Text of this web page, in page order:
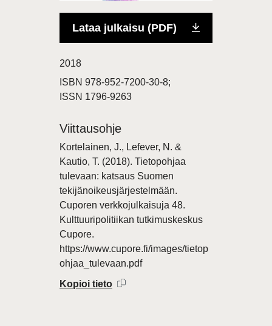
Lataa julkaisu (PDF)
2018
ISBN 978-952-7200-30-8;
ISSN 1796-9263
Viittausohje
Kortelainen, J., Lefever, N. &
Kautio, T. (2018). Tietopohjaa
tulevaan: katsaus Suomen
tekijänoikeusjärjestelmään.
Cuporen verkkojulkaisuja 48.
Kulttuuripolitiikan tutkimuskeskus
Cupore.
https://www.cupore.fi/images/tietop
ohjaa_tulevaan.pdf
Kopioi tieto